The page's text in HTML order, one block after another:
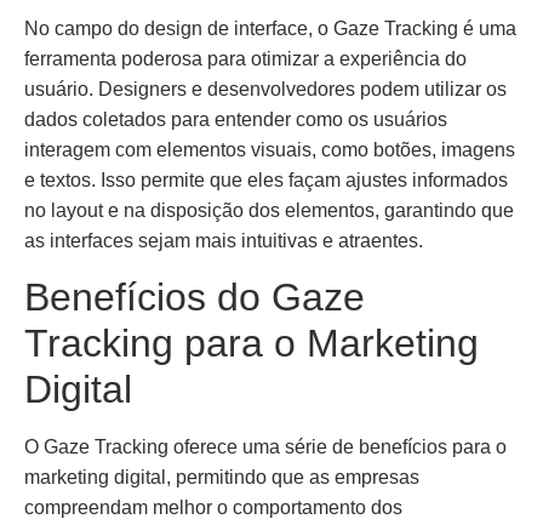
No campo do design de interface, o Gaze Tracking é uma
ferramenta poderosa para otimizar a experiência do
usuário. Designers e desenvolvedores podem utilizar os
dados coletados para entender como os usuários
interagem com elementos visuais, como botões, imagens
e textos. Isso permite que eles façam ajustes informados
no layout e na disposição dos elementos, garantindo que
as interfaces sejam mais intuitivas e atraentes.
Benefícios do Gaze
Tracking para o Marketing
Digital
O Gaze Tracking oferece uma série de benefícios para o
marketing digital, permitindo que as empresas
compreendam melhor o comportamento dos